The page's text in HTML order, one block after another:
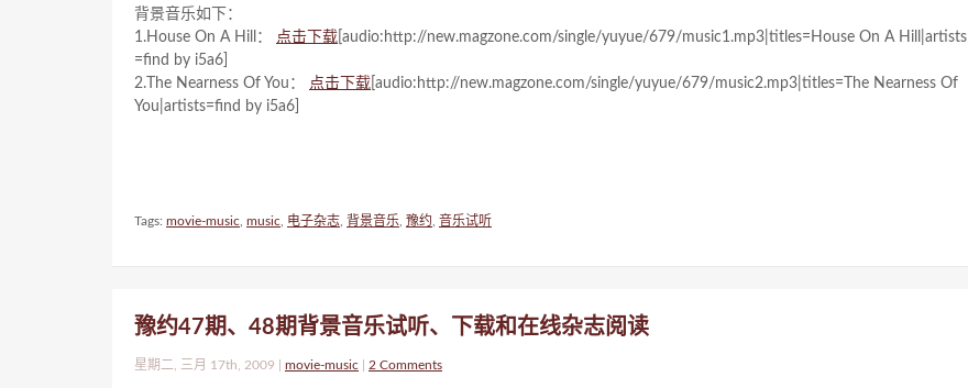
背景音乐如下：
1.House On A Hill： 点击下载 [audio:http://new.magzone.com/single/yuyue/679/music1.mp3|titles=House On A Hill|artists
=find by i5a6]
2.The Nearness Of You： 点击下载 [audio:http://new.magzone.com/single/yuyue/679/music2.mp3|titles=The Nearness Of
You|artists=find by i5a6]
Tags: movie-music music 电子杂志 背景音乐 豫约 音乐试听
豫约47期、48期背景音乐试听、下载和在线杂志阅读
星期二, 三月 17th, 2009 | movie-music 2 Comments